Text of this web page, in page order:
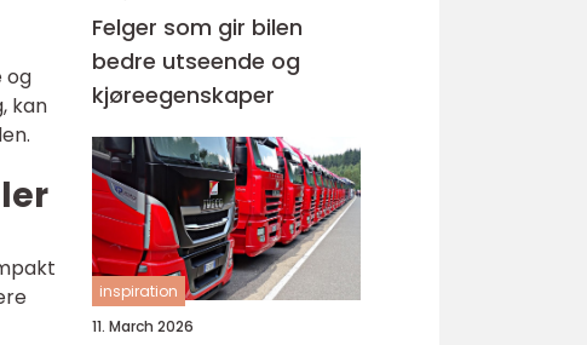
og
kan
Felger som gir bilen
bedre utseende og
kjøreegenskaper
inspiration
11. March 2026